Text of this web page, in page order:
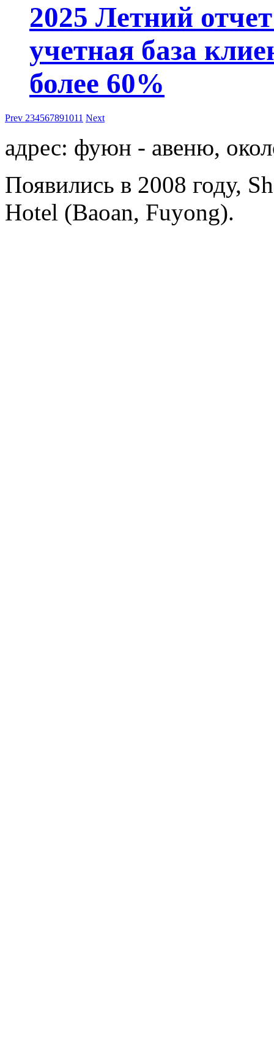
2025 Летний
учетная база
более 60%
Prev 234567891011 Next
адрес: фуюн - авеню,
Появились в 2008 году,
Hotel (Baoan, Fuyong).